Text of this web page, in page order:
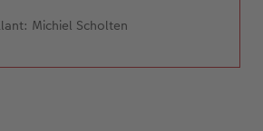
Michiel Scholten